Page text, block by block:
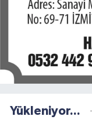
Yükleniyor...